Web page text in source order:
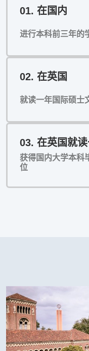
01. 在国内
进行本科前三年的
02. 在英国
就读一年国际硕士
03. 在英国就
获得国内大学本科
位